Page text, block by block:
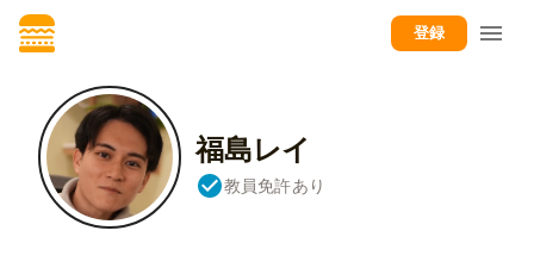
登録
福島レイ
教員免許あり